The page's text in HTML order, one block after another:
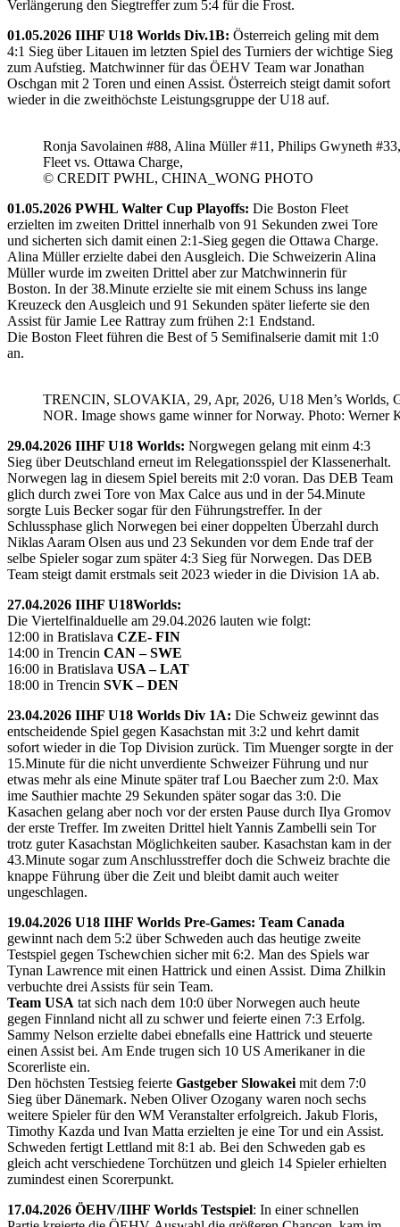
Verlängerung den Siegtreffer zum 5:4 für die Frost.
01.05.2026 IIHF U18 Worlds Div.1B: Österreich geling mit dem
4:1 Sieg über Litauen im letzten Spiel des Turniers der wichtige Sieg
zum Aufstieg. Matchwinner für das ÖEHV Team war Jonathan
Oschgan mit 2 Toren und einen Assist. Österreich steigt damit sofort
wieder in die zweithöchste Leistungsgruppe der U18 auf.
Ronja Savolainen #88, Alina Müller #11, Philips Gwyneth
Fleet vs. Ottawa Charge,
© CREDIT PWHL, CHINA_WONG PHOTO
01.05.2026 PWHL Walter Cup Playoffs: Die Boston Fleet
erzielten im zweiten Drittel innerhalb von 91 Sekunden zwei Tore
und sicherten sich damit einen 2:1-Sieg gegen die Ottawa Charge.
Alina Müller erzielte dabei den Ausgleich. Die Schweizerin Alina
Müller wurde im zweiten Drittel aber zur Matchwinnerin für
Boston. In der 38.Minute erzielte sie mit einem Schuss ins lange
Kreuzeck den Ausgleich und 91 Sekunden später lieferte sie den
Assist für Jamie Lee Rattray zum frühen 2:1 Endstand.
Die Boston Fleet führen die Best of 5 Semifinalserie damit mit 1:0
an.
TRENCIN, SLOVAKIA, 29, Apr, 2026, U18 Men’s Worlds,
NOR. Image shows game winner for Norway. Photo: Werner
29.04.2026 IIHF U18 Worlds: Norgwegen gelang mit einm 4:3
Sieg über Deutschland erneut im Relegationsspiel der Klassenerhalt.
Norwegen lag in diesem Spiel bereits mit 2:0 voran. Das DEB Team
glich durch zwei Tore von Max Calce aus und in der 54.Minute
sorgte Luis Becker sogar für den Führungstreffer. In der
Schlussphase glich Norwegen bei einer doppelten Überzahl durch
Niklas Aaram Olsen aus und 23 Sekunden vor dem Ende traf der
selbe Spieler sogar zum später 4:3 Sieg für Norwegen. Das DEB
Team steigt damit erstmals seit 2023 wieder in die Division 1A ab.
27.04.2026 IIHF U18Worlds:
Die Viertelfinalduelle am 29.04.2026 lauten wie folgt:
12:00 in Bratislava CZE- FIN
14:00 in Trencin CAN – SWE
16:00 in Bratislava USA – LAT
18:00 in Trencin SVK – DEN
23.04.2026 IIHF U18 Worlds Div 1A: Die Schweiz gewinnt das
entscheidende Spiel gegen Kasachstan mit 3:2 und kehrt damit
sofort wieder in die Top Division zurück. Tim Muenger sorgte in der
15.Minute für die nicht unverdiente Schweizer Führung und nur
etwas mehr als eine Minute später traf Lou Baecher zum 2:0. Max
ime Sauthier machte 29 Sekunden später sogar das 3:0. Die
Kasachen gelang aber noch vor der ersten Pause durch Ilya Gromov
der erste Treffer. Im zweiten Drittel hielt Yannis Zambelli sein Tor
trotz guter Kasachstan Möglichkeiten sauber. Kasachstan kam in der
43.Minute sogar zum Anschlusstreffer doch die Schweiz brachte die
knappe Führung über die Zeit und bleibt damit auch weiter
ungeschlagen.
19.04.2026 U18 IIHF Worlds Pre-Games: Team Canada
gewinnt nach dem 5:2 über Schweden auch das heutige zweite
Testspiel gegen Tschewchien sicher mit 6:2. Man des Spiels war
Tynan Lawrence mit einen Hattrick und einen Assist. Dima Zhilkin
verbuchte drei Assists für sein Team.
Team USA tat sich nach dem 10:0 über Norwegen auch heute
gegen Finnland nicht all zu schwer und feierte einen 7:3 Erfolg.
Sammy Nelson erzielte dabei ebnefalls eine Hattrick und steuerte
einen Assist bei. Am Ende trugen sich 10 US Amerikaner in die
Scorerliste ein.
Den höchsten Testsieg feierte Gastgeber Slowakei mit dem 7:0
Sieg über Dänemark. Neben Oliver Ozogany waren noch sechs
weitere Spieler für den WM Veranstalter erfolgreich. Jakub Floris,
Timothy Kazda und Ivan Matta erzielten je eine Tor und ein Assist.
Schweden fertigt Lettland mit 8:1 ab. Bei den Schweden gab es
gleich acht verschiedene Torchützen und gleich 14 Spieler erhielten
zumindest einen Scorerpunkt.
17.04.2026 ÖEHV/IIHF Worlds Testspiel: In einer schnellen